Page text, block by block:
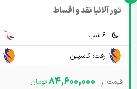
تور آلانیا نقد و اقساط
6 شب
رفت: کاسپین
84,600,000